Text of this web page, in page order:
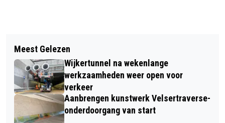
OPTREDEN SHOOT THE BREEZE
ZATERDAG OP DE BREESTRAAT
COLUMN BLIK VAN CO: "DOET 'N
ANDER VERKEERSBORD WONDEREN?"
Meest Gelezen
Wijkertunnel na wekenlange
werkzaamheden weer open voor
verkeer
Aanbrengen kunstwerk Velsertraverse-
onderdoorgang van start